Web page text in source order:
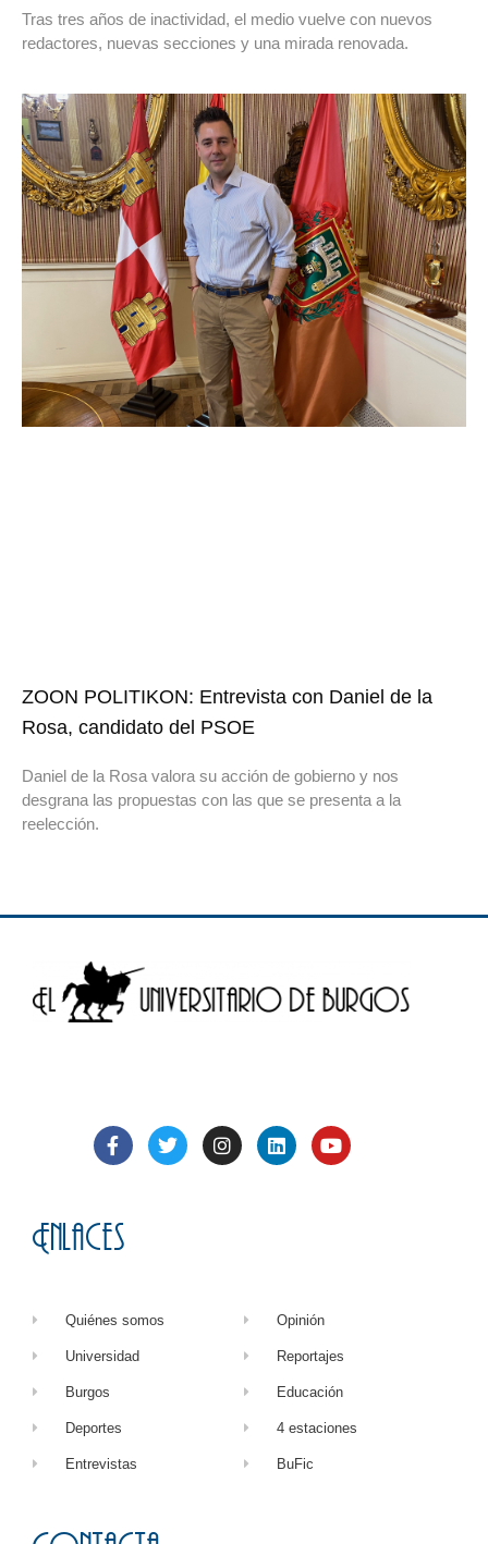
Tras tres años de inactividad, el medio vuelve con nuevos
redactores, nuevas secciones y una mirada renovada.
ZOON POLITIKON: Entrevista con Daniel de la
Rosa, candidato del PSOE
Daniel de la Rosa valora su acción de gobierno y nos
desgrana las propuestas con las que se presenta a la
reelección.
Enlaces
Quiénes somos
Universidad
Burgos
Deportes
Entrevistas
Opinión
Reportajes
Educación
4 estaciones
BuFic